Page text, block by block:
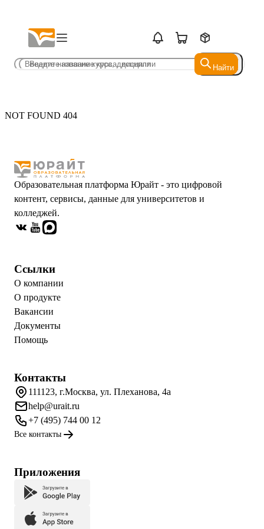
Найти
Найти
NOT FOUND 404
Образовательная платформа Юрайт - это цифровой
контент, сервисы, данные для университетов и
колледжей.
Ссылки
О компании
О продукте
Вакансии
Документы
Помощь
Контакты
111123, г.Москва, ул. Плеханова, 4а
help@urait.ru
+7 (495) 744 00 12
Все контакты
Приложения